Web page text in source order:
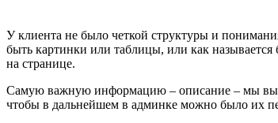
У клиента не было четкой структуры и
быть картинки или таблицы, или как называется
на странице.
Самую важную информацию – описание – мы
чтобы в дальнейшем в админке можно было их